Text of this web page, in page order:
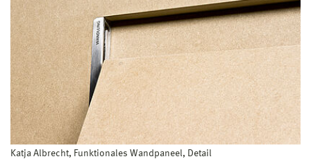
Katja Albrecht, Funktionales Wandpaneel, Detail